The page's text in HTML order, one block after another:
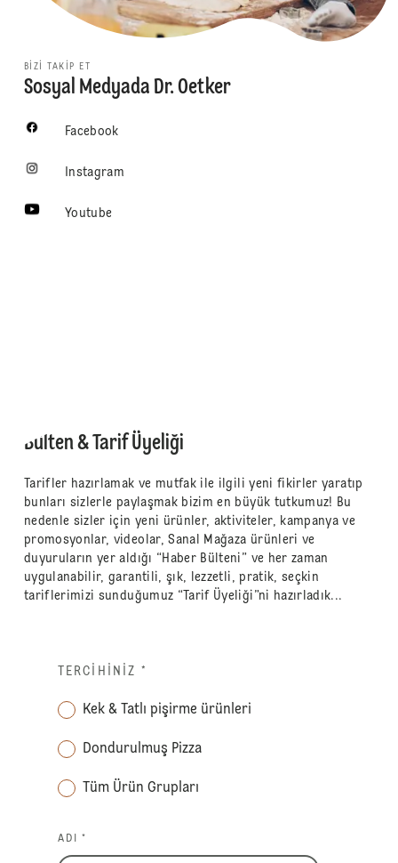
BIZI TAKIP ET
Sosyal Medyada Dr. Oetker
Facebook
Instagram
Youtube
Bülten & Tarif Üyeliği
Tarifler hazırlamak ve mutfak ile ilgili yeni fikirler yaratıp
bunları sizlerle paylaşmak bizim en büyük tutkumuz! Bu
nedenle sizler için yeni ürünler, aktiviteler, kampanya ve
promosyonlar, videolar, Sanal Mağaza ürünleri ve
duyuruların yer aldığı “Haber Bülteni” ve her zaman
uygulanabilir, garantili, şık, lezzetli, pratik, seçkin
tariflerimizi sunduğumuz “Tarif Üyeliği”ni hazırladık...
TERCIHINIZ *
Kek & Tatlı pişirme ürünleri
Dondurulmuş Pizza
Tüm Ürün Grupları
ADI *